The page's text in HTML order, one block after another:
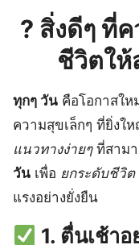
? สิ่งดีๆ ที่
ชีวิตให้
ทุกๆ วัน คือโอกาสให
ความสุขเล็กๆ ที่ยิ่งใ
แนวทางง่ายๆที่สามา
วัน เพื่อ ยกระดับชีวิ
แรงอย่างยั่งยืน
1. ตื่นเช้า